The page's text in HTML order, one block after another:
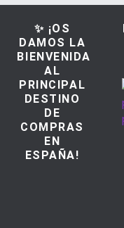
✨ ¡OS
DAMOS LA
BIENVENIDA
AL
PRINCIPAL
DESTINO
DE
COMPRAS
EN
ESPAÑA!